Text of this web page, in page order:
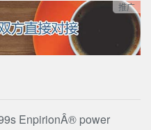
推广
EnpirionÂ® power